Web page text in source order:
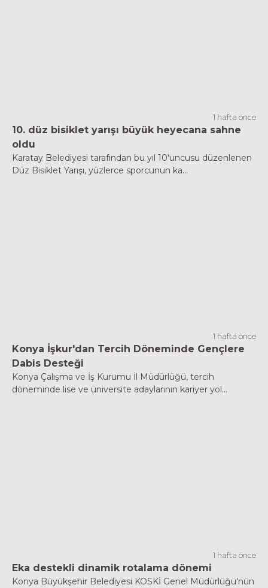
1 hafta önce
10. düz bisiklet yarışı büyük heyecana sahne
oldu
Karatay Belediyesi tarafından bu yıl 10'uncusu düzenlenen
Düz Bisiklet Yarışı, yüzlerce sporcunun ka...
1 hafta önce
Konya İşkur'dan Tercih Döneminde Gençlere
Dabis Desteği
Konya Çalışma ve İş Kurumu İl Müdürlüğü, tercih
döneminde lise ve üniversite adaylarının kariyer yol...
1 hafta önce
Eka destekli dinamik rotalama dönemi
Konya Büyükşehir Belediyesi KOSKİ Genel Müdürlüğü'nün